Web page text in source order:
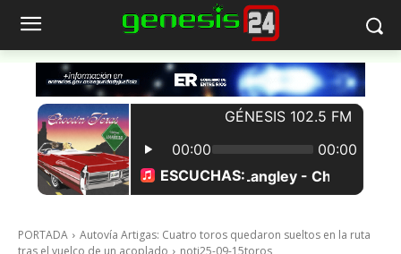
PORTADA
Autovía Artigas: Cuatro toros quedaron sueltos en la ruta